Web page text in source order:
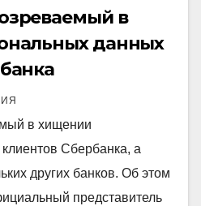
в
данных
в хищении
Сбербанка, а
других банков. Об этом
представитель